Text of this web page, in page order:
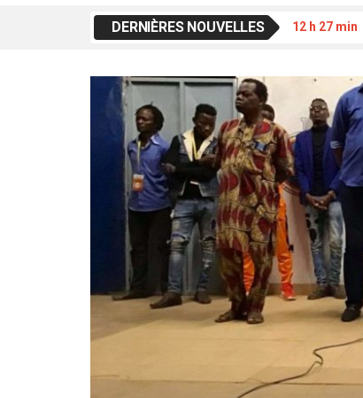
DERNIÈRES NOUVELLES 12 h 27 min
2 h 39 min
19 h 17 min